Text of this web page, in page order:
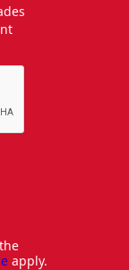
apply.